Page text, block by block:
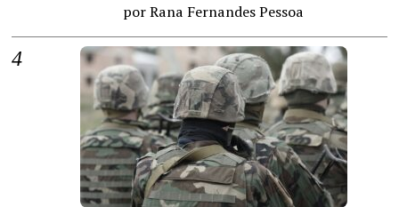
por Rana Fernandes Pessoa